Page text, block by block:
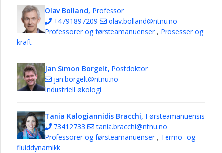
Olav Bolland, Professor
+4791897209
olav.bolland@ntnu.no
Professorer og førsteamanuenser , Prosesser og
kraft
Jan Simon Borgelt, Postdoktor
jan.borgelt@ntnu.no
Industriell økologi
Tania Kalogiannidis Bracchi, Førsteamanuensis
73412733
tania.bracchi@ntnu.no
Professorer og førsteamanuenser , Termo- og
fluiddynamikk